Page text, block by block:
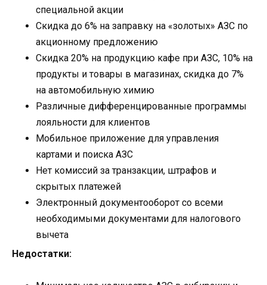
специальной акции
Скидка до 6% на заправку на «золотых» АЗС по
акционному предложению
Скидка 20% на продукцию кафе при АЗС, 10% на
продукты и товары в магазинах, скидка до 7%
на автомобильную химию
Различные дифференцированные программы
лояльности для клиентов
Мобильное приложение для управления
картами и поиска АЗС
Нет комиссий за транзакции, штрафов и
скрытых платежей
Электронный документооборот со всеми
необходимыми документами для налогового
вычета
Недостатки: